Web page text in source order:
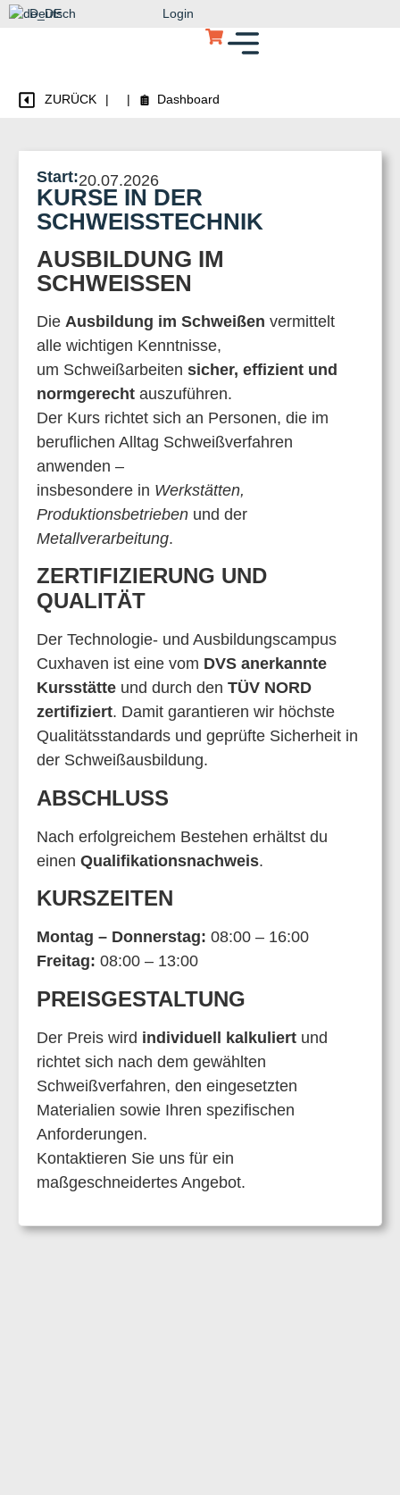
Deutsch Login
ZURÜCK | | Dashboard
Start:20.07.2026
KURSE IN DER
SCHWEISSTECHNIK
AUSBILDUNG IM
SCHWEISSEN
Die Ausbildung im Schweißen vermittelt
alle wichtigen Kenntnisse,
um Schweißarbeiten sicher, effizient und
normgerecht auszuführen.
Der Kurs richtet sich an Personen, die im
beruflichen Alltag Schweißverfahren
anwenden –
insbesondere in Werkstätten,
Produktionsbetrieben und der
Metallverarbeitung.
ZERTIFIZIERUNG UND
QUALITÄT
Der Technologie- und Ausbildungscampus
Cuxhaven ist eine vom DVS anerkannte
Kursstätte und durch den TÜV NORD
zertifiziert. Damit garantieren wir höchste
Qualitätsstandards und geprüfte Sicherheit in
der Schweißausbildung.
ABSCHLUSS
Nach erfolgreichem Bestehen erhältst du
einen Qualifikationsnachweis.
KURSZEITEN
Montag – Donnerstag: 08:00 – 16:00
Freitag: 08:00 – 13:00
PREISGESTALTUNG
Der Preis wird individuell kalkuliert und
richtet sich nach dem gewählten
Schweißverfahren, den eingesetzten
Materialien sowie Ihren spezifischen
Anforderungen.
Kontaktieren Sie uns für ein
maßgeschneidertes Angebot.